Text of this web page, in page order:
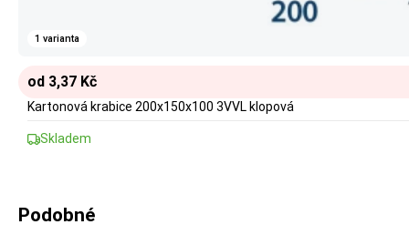
1 varianta
od 3,37 Kč
Kartonová krabice 200x150x100 3VVL klopová
Skladem
Podobné